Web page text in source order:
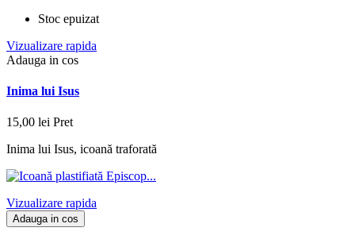
Stoc epuizat
Vizualizare rapida
Adauga in cos
Inima lui Isus
15,00 lei Pret
Inima lui Isus, icoană traforată
Vizualizare rapida
Adauga in cos